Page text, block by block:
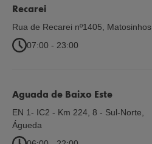
Recarei
Rua de Recarei nº1405
Matosinhos
07:00 - 23:00
Aguada de Baixo Este
EN 1- IC2 - Km 224, 8 - Sul-Norte
Águeda